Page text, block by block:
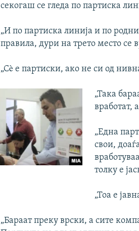
секогаш се гледа по партиска
„И по партиска линија и по
правила, дури на трето место се
„Сè е партиски, ако не си од
„Така
вработат,
„Една
свои,
толку е
„Тоа е
„Бараат преку врски, а сите